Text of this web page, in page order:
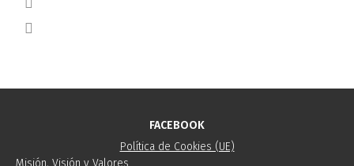
Misión, Visión y Valores
Política de Cookies (UE)
FACEBOOK